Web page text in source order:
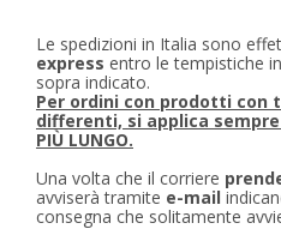
Le spedizioni in Italia sono
express entro le tempistiche
sopra indicato.
Per ordini con prodotti con
differenti, si applica sempre
PIÙ LUNGO.
Una volta che il corriere
avviserà tramite e-mail
consegna che solitamente